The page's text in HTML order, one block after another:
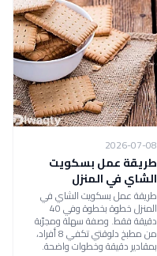
2026-07-08
طريقة عمل بسكويت
الشاي في المنزل
طريقة عمل بسكويت الشاي في
المنزل خطوة بخطوة وفي 40
دقيقة فقط. وصفة سهلة ومجرّبة
من مطبخ دلوقتي تكفي 8 أفراد،
بمقادير دقيقة وخطوات واضحة.